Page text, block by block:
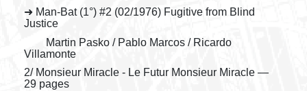
➜ Man-Bat (1°) #2 (02/1976) Fugitive from Blind
Justice
Martin Pasko / Pablo Marcos / Ricardo
Villamonte
2/ Monsieur Miracle - Le Futur Monsieur Miracle —
29 pages